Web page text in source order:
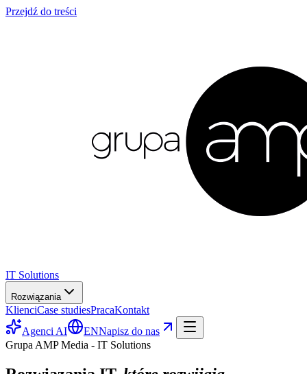
Przejdź do treści
IT Solutions
Rozwiązania
KlienciCase studiesPracaKontakt
Agenci AI
ENNapisz do nas
Grupa AMP Media - IT Solutions